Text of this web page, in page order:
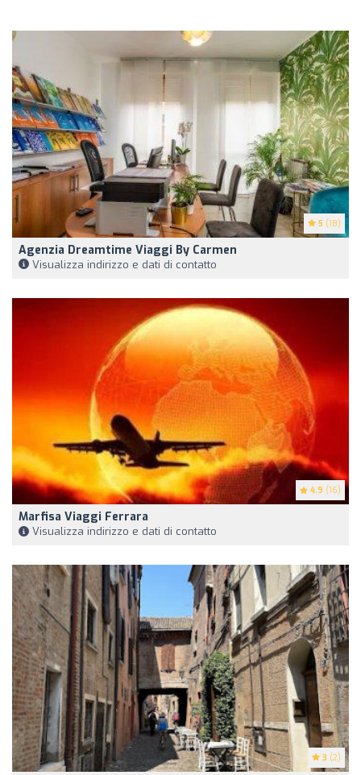
5 (18)
Agenzia Dreamtime Viaggi By Carmen
Visualizza indirizzo e dati di contatto
4.9 (16)
Marfisa Viaggi Ferrara
Visualizza indirizzo e dati di contatto
3 (2)